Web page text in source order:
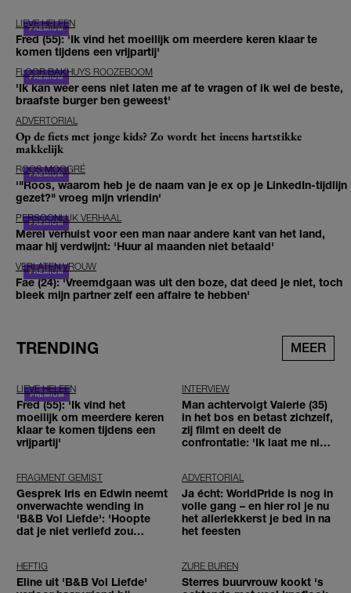
LIEVE HELEEN
Fred (55): 'Ik vind het moeilijk om meerdere keren klaar te
komen tijdens een vrijpartij'
FLOOR BAKHUYS ROOZEBOOM
'Ik kan weer eens niet laten me af te vragen of ik wel de beste,
braafste burger ben geweest'
ADVERTORIAL
Op de fiets met jonge kids? Zo wordt het ineens hartstikke
makkelijk
ROOS MOGGRÉ
'"Roos, waarom heb je de naam van je ex op je LinkedIn-tijdlijn
gezet?" vroeg mijn vriendin'
PERSOONLIJK VERHAAL
Merel verhuist voor een man naar andere kant van het land,
maar hij verdwijnt: 'Huur al maanden niet betaald'
VERLATEN VROUW
Fae (24): 'Vreemdgaan was uit den boze, dat deed je niet, toch
bleek mijn partner zelf een affaire te hebben'
TRENDING MEER
LIEVE HELEEN
Fred (55): 'Ik vind het
moeilijk om meerdere keren
klaar te komen tijdens een
vrijpartij'
INTERVIEW
Man achtervolgt Valerie (35)
in het bos en betast zichzelf,
zij filmt en deelt de
confrontatie: 'Ik laat me niet
FRAGMENT GEMIST
Gesprek Iris en Edwin neemt
onverwachte wending in
'B&B Vol Liefde': 'Hoopte
dat je niet verliefd zou
ADVERTORIAL
Ja écht: WorldPride is nog in
volle gang – en hier rol je nu
het allerlekkerst je bed in na
het feesten
HEFTIG
Eline uit 'B&B Vol Liefde'
ZURE BUREN
Sterres buurvrouw kookt 's